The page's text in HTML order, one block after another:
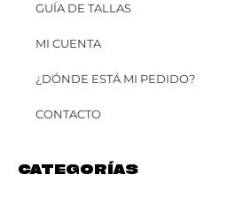
GUÍA DE TALLAS
MI CUENTA
¿DÓNDE ESTÁ MI PEDIDO?
CONTACTO
CATEGORÍAS